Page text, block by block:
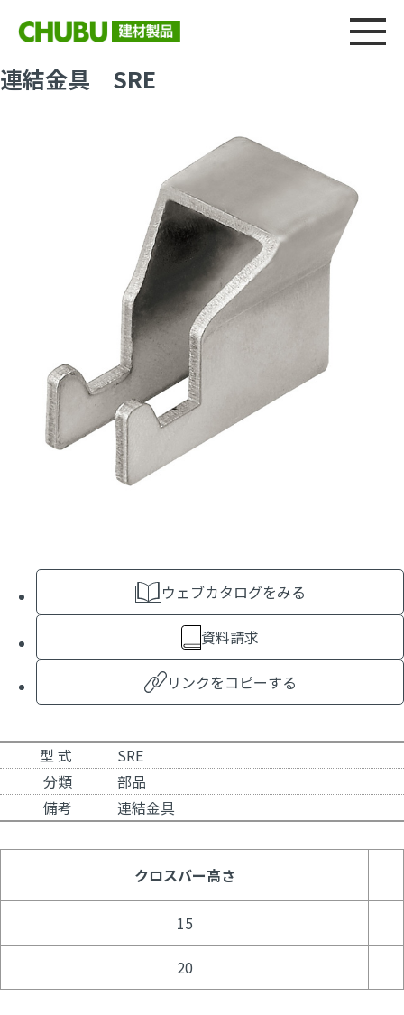
総合
連結金具 SRE
ウェブカタログをみる
資料請求
リンクをコピーする
型 式
SRE
分類
部品
備考
連結金具
クロスバー高さ
15
20